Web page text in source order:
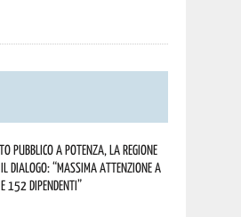
pubblico a Potenza, la Regione
dialogo: “Massima attenzione a
152 dipendenti”